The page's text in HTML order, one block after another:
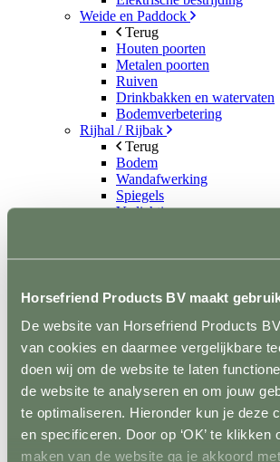
Horsefriend Products BV maakt
De website van Horsefriend Products
van cookies en daarmee vergelijkbare
doen wij om de website te laten
de website te analyseren en om jouw
te optimaliseren. Hieronder kun je deze
en specificeren. Door op ‘OK’ te klikken
maken van de website ga je akkoord
Weide en Paddock
Terug
Houten poorten
Metalen poorten
Ruiven
Drinkbakken en watervaten
Bodemverbetering
Rijhal / Rijbak
Terug
Bodem
Wandafwerking
Spiegels
Verlichting
Opstijghulp
Terug
Inbouw ventilatoren
Conditie en gezondheid
Solaria
Stapmolens
Trainingsbanden
Supplementen en Voer
Dampmasker